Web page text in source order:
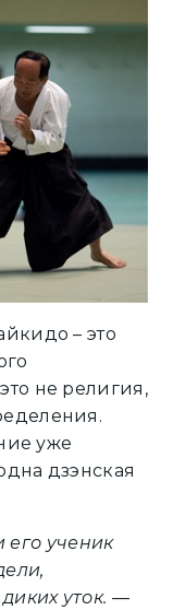
– это
не религия,
уже
дзэнская
ученик
уток. —